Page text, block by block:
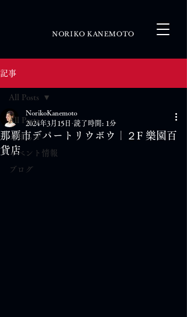
NORIKO KANEMOTO
記事
All Posts
お知らせ
イベント情報
ブログ
All Posts
那覇市デパートリウボウ｜２F 樂園百
貨店
NorikoKanemoto
2024年3月15日 読了時間: 1分